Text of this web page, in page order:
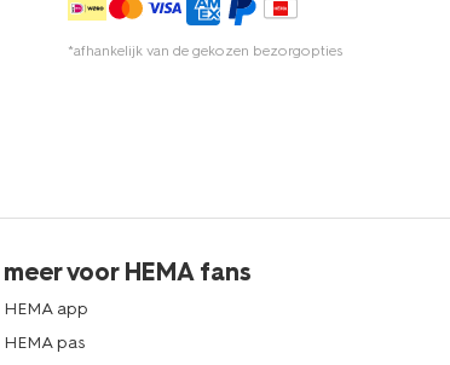
*afhankelijk van de gekozen bezorgopties
meer voor HEMA fans
HEMA app
HEMA pas